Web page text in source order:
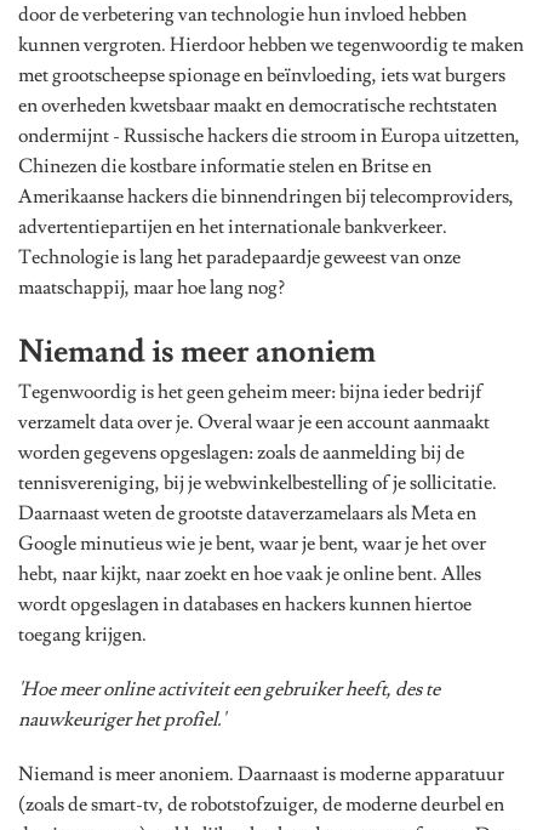
door de verbetering van technologie hun invloed hebben
kunnen vergroten. Hierdoor hebben we tegenwoordig te maken
met grootscheepse spionage en beïnvloeding, iets wat burgers
en overheden kwetsbaar maakt en democratische rechtstaten
ondermijnt - Russische hackers die stroom in Europa uitzetten,
Chinezen die kostbare informatie stelen en Britse en
Amerikaanse hackers die binnendringen bij telecomproviders,
advertentiepartijen en het internationale bankverkeer.
Technologie is lang het paradepaardje geweest van onze
maatschappij, maar hoe lang nog?
Niemand is meer anoniem
Tegenwoordig is het geen geheim meer: bijna ieder bedrijf
verzamelt data over je. Overal waar je een account aanmaakt
worden gegevens opgeslagen: zoals de aanmelding bij de
tennisvereniging, bij je webwinkelbestelling of je sollicitatie.
Daarnaast weten de grootste dataverzamelaars als Meta en
Google minutieus wie je bent, waar je bent, waar je het over
hebt, naar kijkt, naar zoekt en hoe vaak je online bent. Alles
wordt opgeslagen in databases en hackers kunnen hiertoe
toegang krijgen.
'Hoe meer online activiteit een gebruiker heeft, des te
nauwkeuriger het profiel.'
Niemand is meer anoniem. Daarnaast is moderne apparatuur
(zoals de smart-tv, de robotstofzuiger, de moderne deurbel en